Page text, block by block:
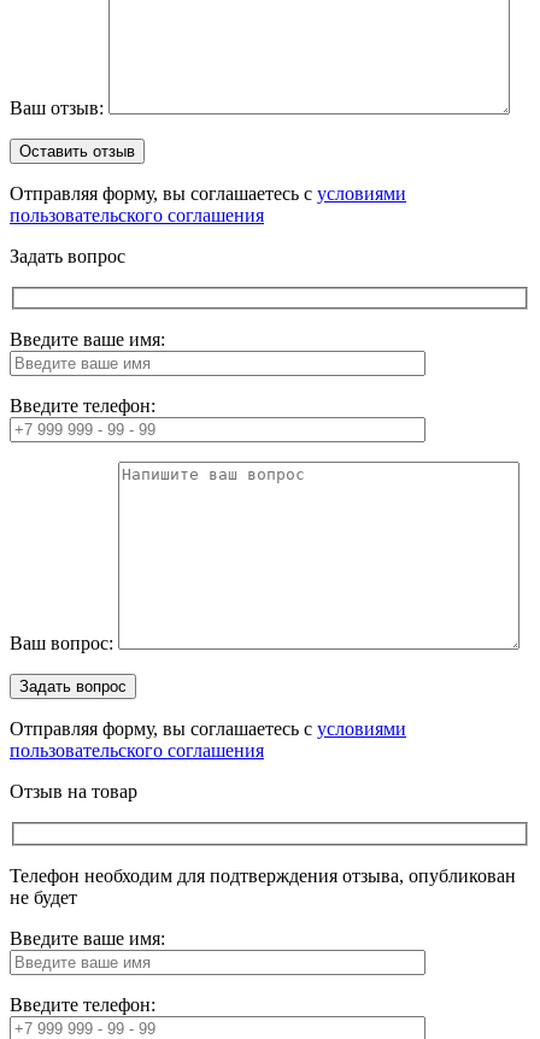
Ваш отзыв:
Отправляя форму, вы соглашаетесь с условиями
пользовательского соглашения
Задать вопрос
Введите ваше имя:
Введите телефон:
Ваш вопрос:
Отправляя форму, вы соглашаетесь с условиями
пользовательского соглашения
Отзыв на товар
Телефон необходим для подтверждения отзыва, опубликован
не будет
Введите ваше имя:
Введите телефон: